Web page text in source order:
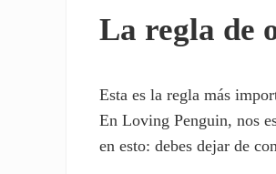
La regla de
Esta es la regla más
En Loving Penguin, nos
en esto: debes dejar de